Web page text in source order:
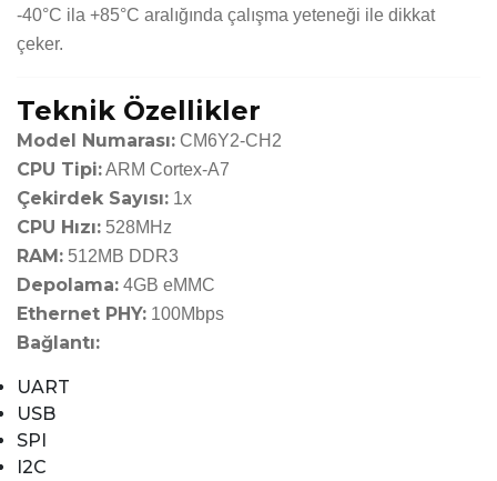
-40°C ila +85°C aralığında çalışma yeteneği ile dikkat
çeker.
Teknik Özellikler
Model Numarası: CM6Y2-CH2
CPU Tipi:ARM Cortex-A7
Çekirdek Sayısı: 1x
CPU Hızı: 528MHz
RAM: 512MB DDR3
Depolama: 4GB eMMC
Ethernet PHY: 100Mbps
Bağlantı:
UART
USB
SPI
I2C